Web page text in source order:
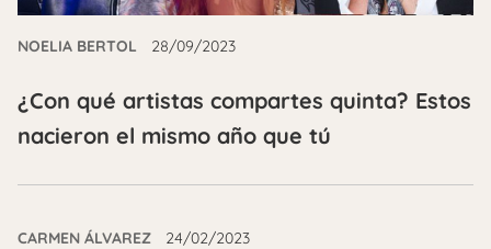
NOELIA BERTOL 28/09/2023
¿Con qué artistas compartes quinta? Estos
nacieron el mismo año que tú
CARMEN ÁLVAREZ 24/02/2023